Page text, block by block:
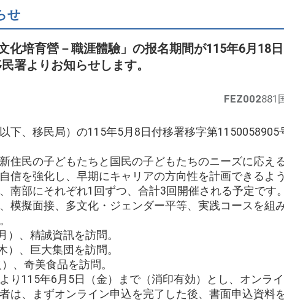
せ
化培育營－職涯體驗」の报名期間が115年6月18
署よりお知らせします。
FEZ002881
下、移民局）の115年5月8日付移署移字第1150058905
住民の子どもたちと国民の子どもたちのニーズに応え
信を強化し、早期にキャリアの方向性を計画できるよ
南部にそれぞれ1回ずつ、合計3回開催される予定です
模擬面接、多文化・ジェンダー平等、実践コースを組
）、精誠資訊を訪問。
）、巨大集団を訪問。
、奇美食品を訪問。
り115年6月5日（金）まで（消印有効）とし、オンラ
は、まずオンライン申込を完了した後、書面申込資料